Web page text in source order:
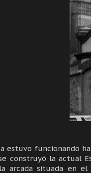
estuvo funcionando
construyó la actual
arcada situada en